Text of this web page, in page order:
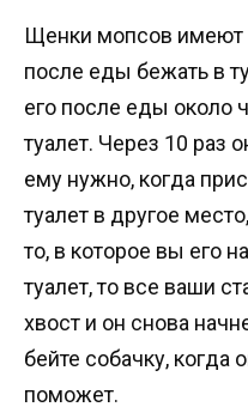
Щенки мопсов имеют
после еды бежать в
его после еды около
туалет. Через 10 раз
ему нужно, когда
туалет в другое
то, в которое вы его
туалет, то все ваши
хвост и он снова
бейте собачку, когда
поможет.